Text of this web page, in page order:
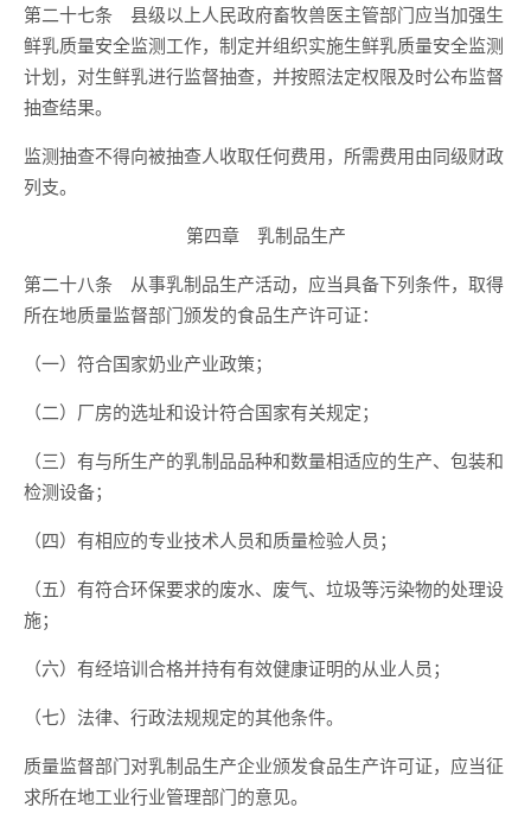
第二十七条 县级以上人民政府畜牧兽医主管部门应当加强生
鲜乳质量安全监测工作，制定并组织实施生鲜乳质量安全监测
计划，对生鲜乳进行监督抽查，并按照法定权限及时公布监督
抽查结果。
监测抽查不得向被抽查人收取任何费用，所需费用由同级财政
列支。
第四章 乳制品生产
第二十八条 从事乳制品生产活动，应当具备下列条件，取得
所在地质量监督部门颁发的食品生产许可证：
（一）符合国家奶业产业政策；
（二）厂房的选址和设计符合国家有关规定；
（三）有与所生产的乳制品品种和数量相适应的生产、包装和
检测设备；
（四）有相应的专业技术人员和质量检验人员；
（五）有符合环保要求的废水、废气、垃圾等污染物的处理设
施；
（六）有经培训合格并持有有效健康证明的从业人员；
（七）法律、行政法规规定的其他条件。
质量监督部门对乳制品生产企业颁发食品生产许可证，应当征
求所在地工业行业管理部门的意见。